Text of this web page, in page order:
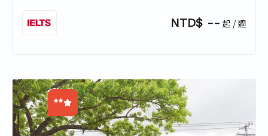
NTD$ -- 起 / 週
**
0.0